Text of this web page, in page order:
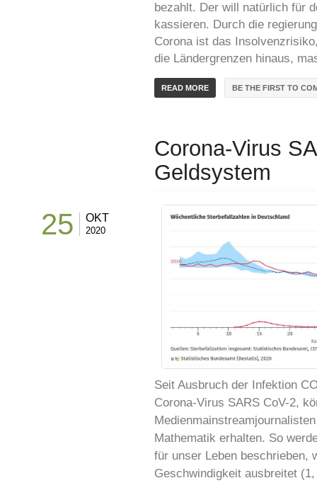
bezahlt. Der will natürlich für
kassieren. Durch die
Corona ist das
die Ländergrenzen hinaus,
READ MORE BE THE FIRST TO
Corona-Virus
Geldsystem
25 OKT
2020
Seit Ausbruch der Infektion
Corona-Virus SARS CoV-2,
Mathematik erhalten. So
für unser Leben beschrieben,
Geschwindigkeit ausbreitet